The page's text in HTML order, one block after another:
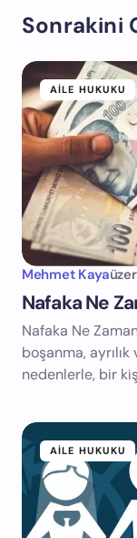
Sonrakini
AILE HUKUKU
Mehmet Kaya
Nafaka Ne
Nafaka Ne
boşanma,
nedenlerle, bir
AILE HUKUKU